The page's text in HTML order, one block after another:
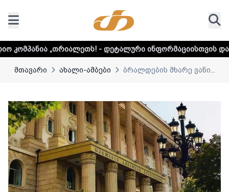
- დეტალური ინფორმაციისთვის დააკლიკეთ ლინკს
მთავარი ახალი-ამბები ბრალდების მხარე ვანი...